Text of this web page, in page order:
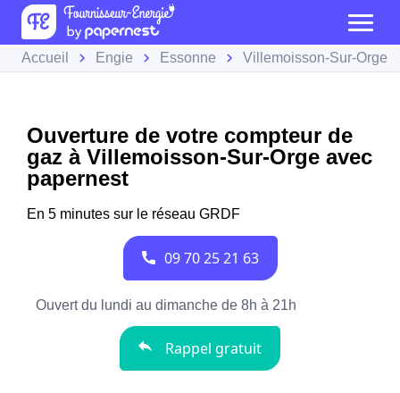
Accueil Engie Essonne Villemoisson-Sur-Orge